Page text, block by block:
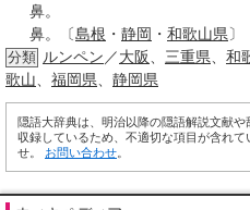
鼻。
鼻。〔島根 ・ 静岡 ・ 和歌山県〕
分類 ルンペン ／大阪 三重県 和
歌山
福岡県 静岡県
隠語大辞典は、明治以降の隠語解説文献
収録しているため、不適切な項目が含れ
せ。 お問い合わせ